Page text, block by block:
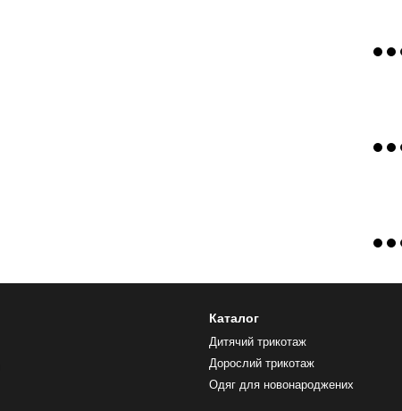
Каталог
Дитячий трикотаж
Дорослий трикотаж
Одяг для новонароджених